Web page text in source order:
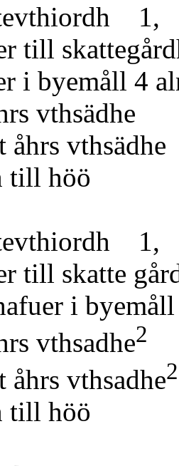
4
till höö
i byemåll 8
vthsadhe2
vthsadhe2
till höö